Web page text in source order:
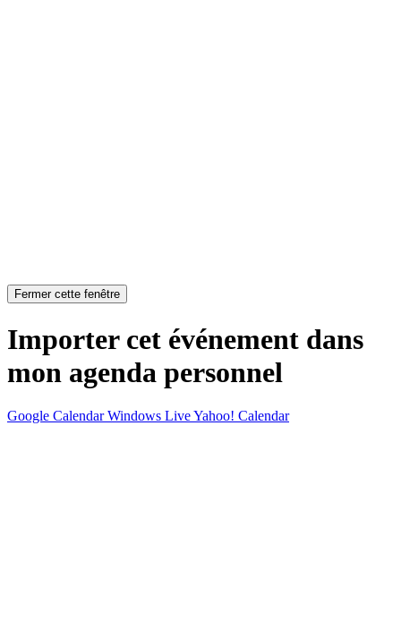
Fermer cette fenêtre
Importer cet événement dans
mon agenda personnel
Google Calendar Windows LiveYahoo! Calendar